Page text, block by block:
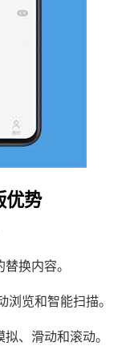
优势
换内容。
浏览和智能扫描。
、滑动和滚动。